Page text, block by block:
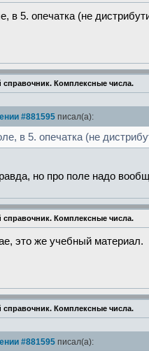
в 5. опечатка (не
справочник. Комплексные числа.
#881595 писал(а):
в 5. опечатка (не
но про поле надо
справочник. Комплексные числа.
это же учебный материал.
справочник. Комплексные числа.
#881595 писал(а):